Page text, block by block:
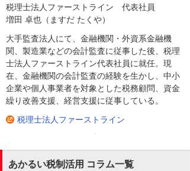
税理士法人ファーストライン 代表社員
増田 卓也（ますだ たくや）
大手監査法人にて、金融機関・外資系金融機
関、製造業などの会計監査に従事した後、税理
士法人ファーストライン代表社員に就任。現
在、金融機関の会計監査の経験を生かし、中小
企業や個人事業者を対象とした税務顧問、資金
繰り改善支援、経営支援に従事している。
税理士法人ファーストライン
あかるい税制活用 コラム一覧